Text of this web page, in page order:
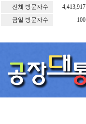
전체 방문자수
4,413,917
금일 방문자수
100